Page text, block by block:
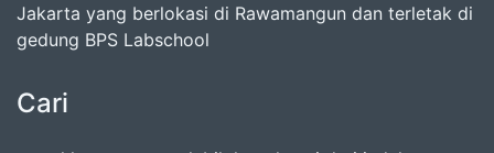
Jakarta yang berlokasi di Rawamangun dan terletak di
gedung BPS Labschool
Cari